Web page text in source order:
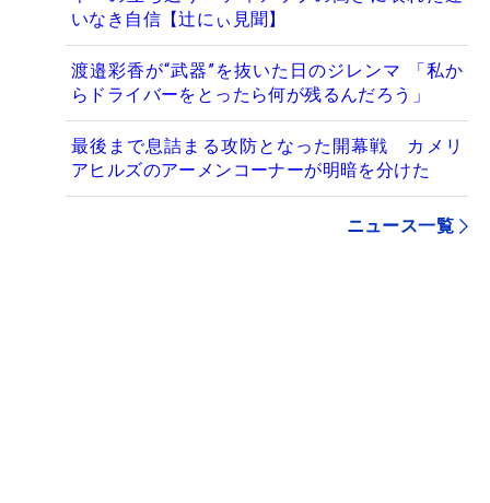
いなき自信【辻にぃ見聞】
渡邉彩香が“武器”を抜いた日のジレンマ 「私か
らドライバーをとったら何が残るんだろう」
最後まで息詰まる攻防となった開幕戦 カメリ
アヒルズのアーメンコーナーが明暗を分けた
ニュース一覧